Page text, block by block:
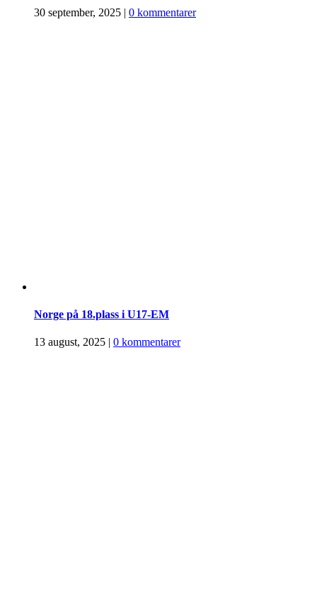
30 september, 2025 | 0 kommentarer
Norge på 18.plass i U17-EM
13 august, 2025 | 0 kommentarer